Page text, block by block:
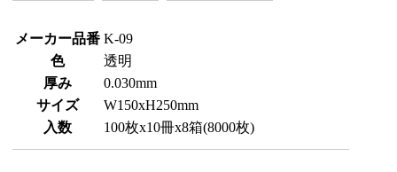
メーカー品番 K-09
色
透明
厚み
0.030mm
サイズ
W150xH250mm
入数
100枚x10冊x8箱(8000枚)